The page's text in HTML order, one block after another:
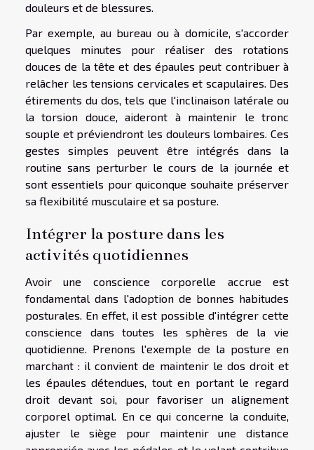
douleurs et de blessures.
Par exemple, au bureau ou à domicile, s'accorder
quelques minutes pour réaliser des rotations
douces de la tête et des épaules peut contribuer à
relâcher les tensions cervicales et scapulaires. Des
étirements du dos, tels que l'inclinaison latérale ou
la torsion douce, aideront à maintenir le tronc
souple et préviendront les douleurs lombaires. Ces
gestes simples peuvent être intégrés dans la
routine sans perturber le cours de la journée et
sont essentiels pour quiconque souhaite préserver
sa flexibilité musculaire et sa posture.
Intégrer la posture dans les
activités quotidiennes
Avoir une conscience corporelle accrue est
fondamental dans l'adoption de bonnes habitudes
posturales. En effet, il est possible d'intégrer cette
conscience dans toutes les sphères de la vie
quotidienne. Prenons l'exemple de la posture en
marchant : il convient de maintenir le dos droit et
les épaules détendues, tout en portant le regard
droit devant soi, pour favoriser un alignement
corporel optimal. En ce qui concerne la conduite,
ajuster le siège pour maintenir une distance